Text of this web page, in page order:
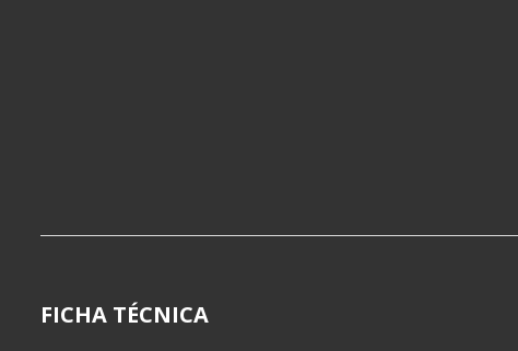
FICHA TÉCNICA